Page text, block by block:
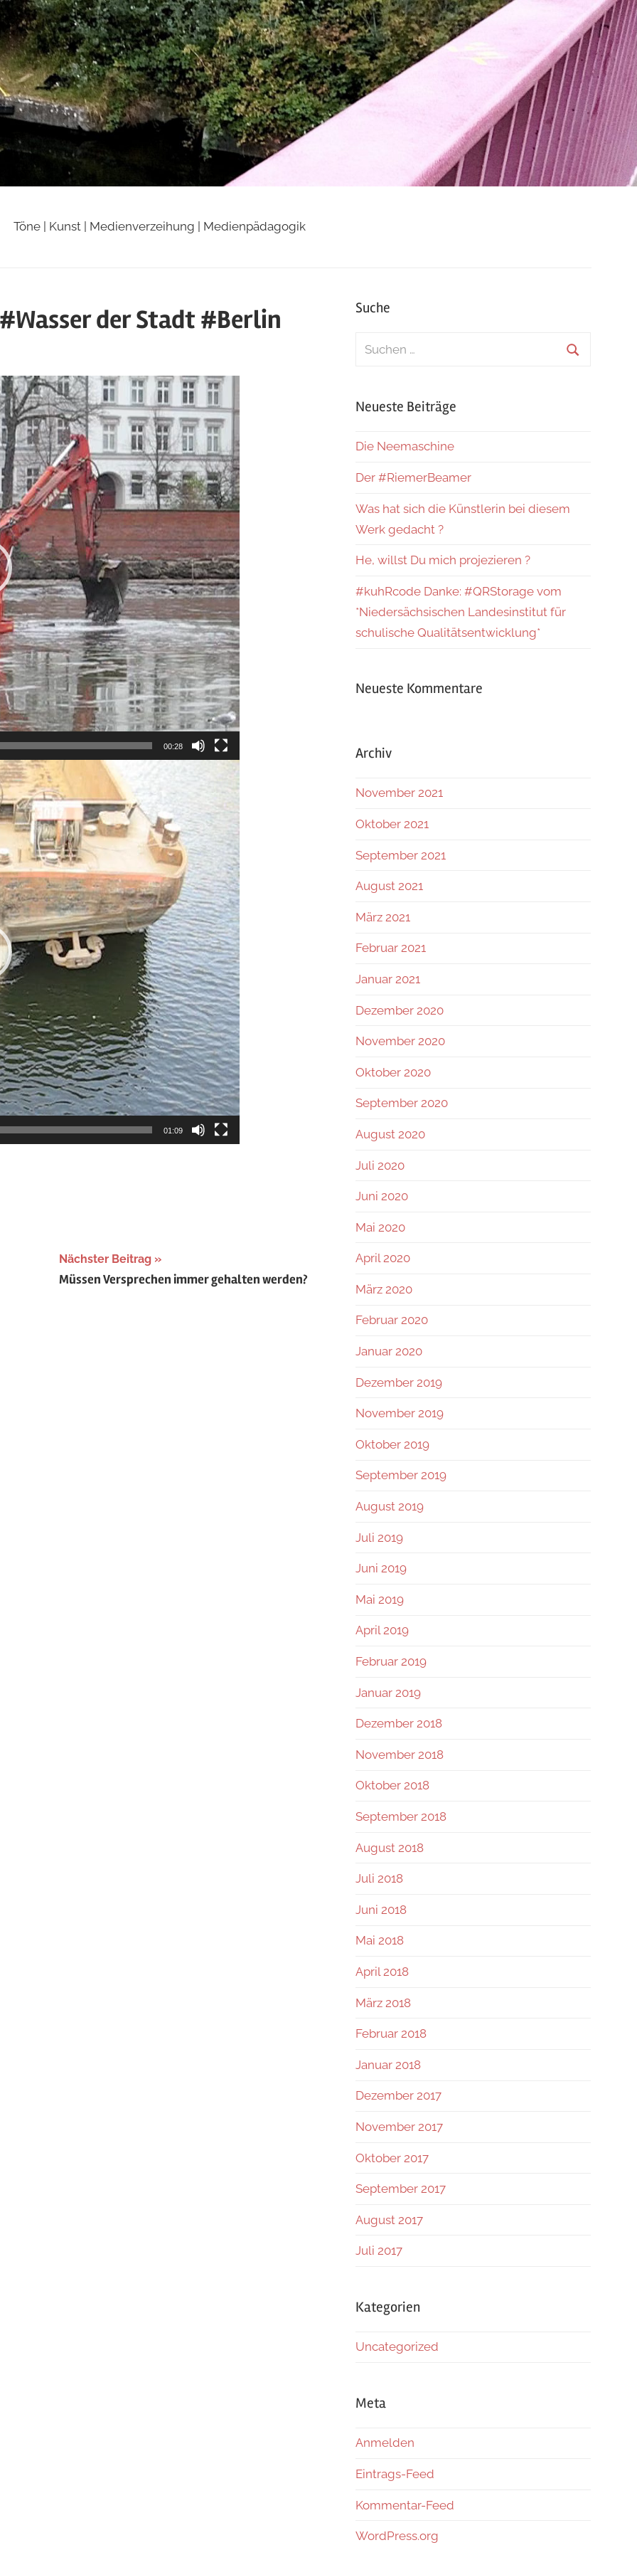
Töne | Kunst | Medienverzeihung | Medienpädagogik
der Stadt #Berlin
00:28
01:09
Nächster Beitrag
Müssen Versprechen immer gehalten werden?
Suche
Suchen
Neueste Beiträge
Die Neemaschine
Der #RiemerBeamer
Was hat sich die Künstlerin bei diesem
Werk gedacht ?
He, willst Du mich projezieren ?
#kuhRcode Danke: #QRStorage vom
*Niedersächsischen Landesinstitut für
schulische Qualitätsentwicklung*
Neueste Kommentare
Archiv
November 2021
Oktober 2021
September 2021
August 2021
März 2021
Februar 2021
Januar 2021
Dezember 2020
November 2020
Oktober 2020
September 2020
August 2020
Juli 2020
Juni 2020
Mai 2020
April 2020
März 2020
Februar 2020
Januar 2020
Dezember 2019
November 2019
Oktober 2019
September 2019
August 2019
Juli 2019
Juni 2019
Mai 2019
April 2019
Februar 2019
Januar 2019
Dezember 2018
November 2018
Oktober 2018
September 2018
August 2018
Juli 2018
Juni 2018
Mai 2018
April 2018
März 2018
Februar 2018
Januar 2018
Dezember 2017
November 2017
Oktober 2017
September 2017
August 2017
Juli 2017
Kategorien
Uncategorized
Meta
Anmelden
Eintrags-Feed
Kommentar-Feed
WordPress.org